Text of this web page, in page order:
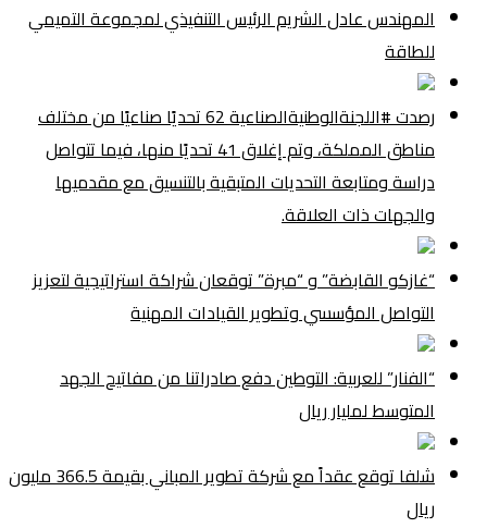
المهندس عادل الشريم الرئيس التنفيذي لمجموعة التميمي
للطاقة
رصدت #اللجنةالوطنيةالصناعية 62 تحديًا صناعيًا من مختلف
مناطق المملكة، وتم إغلاق 41 تحديًا منها، فيما تتواصل
دراسة ومتابعة التحديات المتبقية بالتنسيق مع مقدميها
والجهات ذات العلاقة.
“غازكو القابضة” و “مبرة” توقعان شراكة استراتيجية لتعزيز
التواصل المؤسسي وتطوير القيادات المهنية
“الفنار” للعربية: التوطين دفع صادراتنا من مفاتيح الجهد
المتوسط لمليار ريال
شلفا توقع عقداً مع شركة تطوير المباني بقيمة 366.5 مليون
ريال